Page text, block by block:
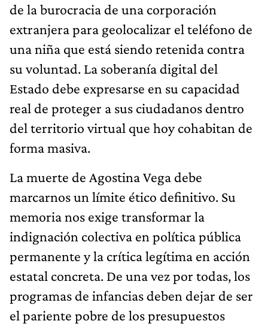
de la burocracia de una corporación
extranjera para geolocalizar el teléfono de
una niña que está siendo retenida contra
su voluntad. La soberanía digital del
Estado debe expresarse en su capacidad
real de proteger a sus ciudadanos dentro
del territorio virtual que hoy cohabitan de
forma masiva.
La muerte de Agostina Vega debe
marcarnos un límite ético definitivo. Su
memoria nos exige transformar la
indignación colectiva en política pública
permanente y la crítica legítima en acción
estatal concreta. De una vez por todas, los
programas de infancias deben dejar de ser
el pariente pobre de los presupuestos